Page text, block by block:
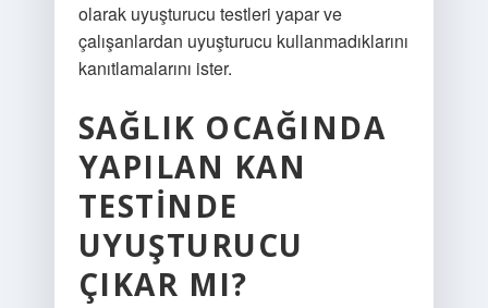
olarak uyuşturucu testleri yapar ve
çalışanlardan uyuşturucu kullanmadıklarını
kanıtlamalarını ister.
SAĞLIK OCAĞINDA
YAPILAN KAN
TESTINDE
UYUŞTURUCU
ÇIKAR MI?